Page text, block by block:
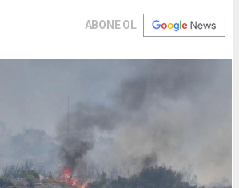
ABONE OL